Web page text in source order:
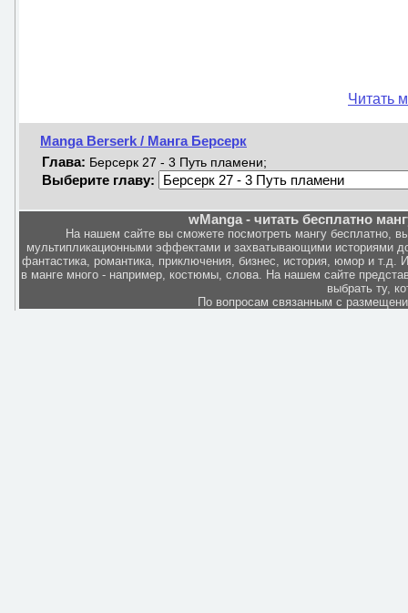
Читать
Manga Berserk / Манга Берсерк
Глава: Берсерк 27 - 3 Путь пламени;
Выберите главу:
wManga - читать бесплатно
На нашем сайте вы сможете посмотреть мангу бесплатно,
мультипликационными эффектами и захватывающими историями
фантастика, романтика, приключения, бизнес, история, юмор и
в манге много - например, костюмы, слова. На нашем сайте
выбрать ту,
По вопросам связанным с